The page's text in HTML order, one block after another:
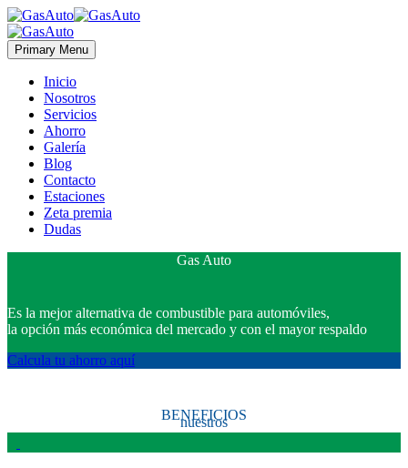
Primary Menu
Inicio
Nosotros
Servicios
Ahorro
Galería
Blog
Contacto
Estaciones
Zeta premia
Dudas
Gas Auto
Es la mejor alternativa de combustible para automóviles,
la opción más económica del mercado y con el mayor respaldo
Calcula tu ahorro aquí
nuestros
BENEFICIOS